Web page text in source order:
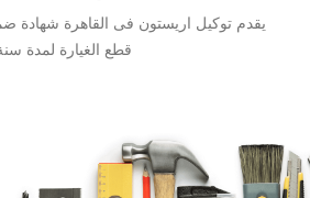
يقدم توكيل اريستون فى القاهرة شهادة
قطع الغيارة لمدة